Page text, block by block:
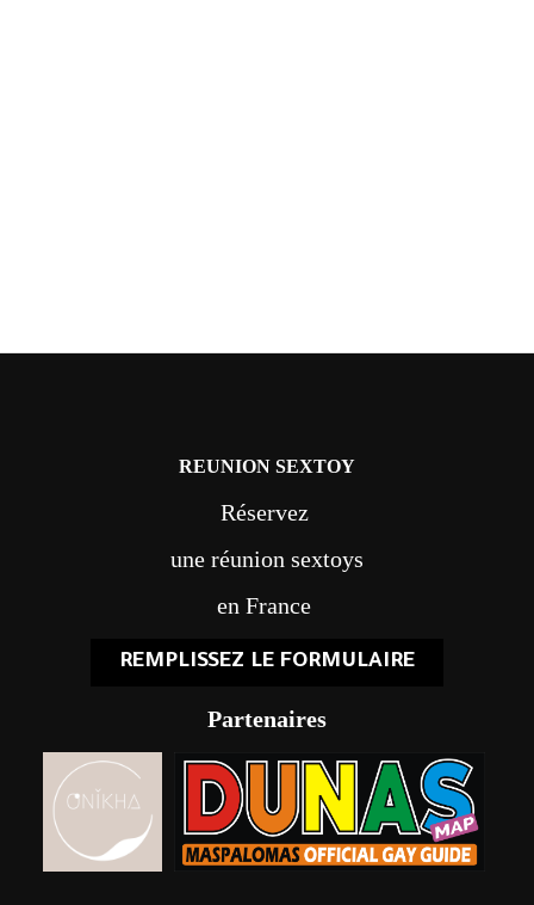
REUNION SEXTOY
Réservez
une réunion sextoys
en France
REMPLISSEZ LE FORMULAIRE
Partenaires